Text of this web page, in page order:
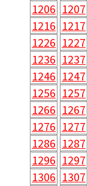
1206 1207
1216 1217
1226 1227
1236 1237
1246 1247
1256 1257
1266 1267
1276 1277
1286 1287
1296 1297
1306 1307